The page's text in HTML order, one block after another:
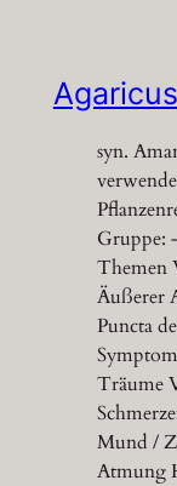
syn.
Gruppe:
Themen
Äußerer
Puncta
Träume
Mund /
Atmung